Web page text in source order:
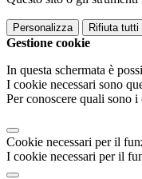
Personalizza Rifiuta tutti
Gestione cookie
In questa schermata è
I cookie necessari sono
Per conoscere quali sono
Cookie necessari per il
I cookie necessari per il